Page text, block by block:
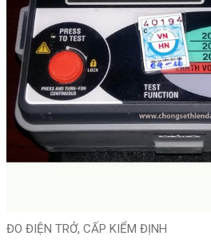
ĐO ĐIỆN TRỞ, CẤP KIỂM ĐỊNH